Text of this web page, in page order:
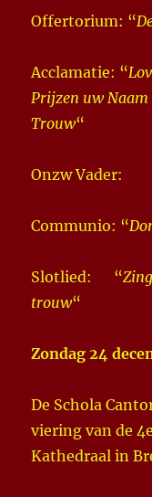
Offertorium: “
Acclamatie: “
Prijzen uw
Trouw“
Onzw Vader:
Communio: “
Slotlied: “
trouw“
Zondag 24
De Schola
viering van de
Kathedraal in